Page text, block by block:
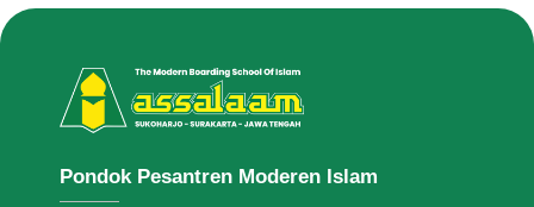
Pondok Pesantren Moderen Islam